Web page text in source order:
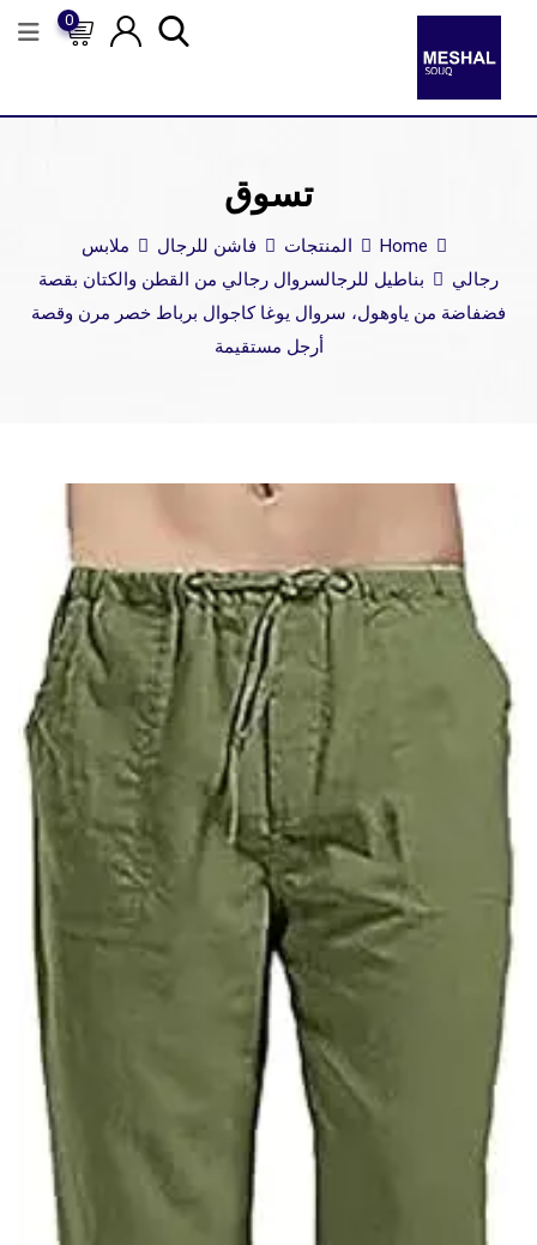
0
تسوق
Home المنتجات فاشن للرجال
ملابس
رجالي
بناطيل للرجالسروال رجالي من القطن والكتان بقصة
فضفاضة من ياوهول، سروال يوغا كاجوال برباط خصر مرن وقصة
أرجل مستقيمة